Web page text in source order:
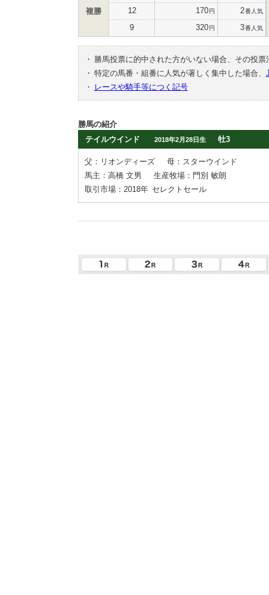
複勝 12 170円 2番人気
9 320円 3番人気
・
勝馬投票に的中された方がいない場合、その投
・ 特定の馬番・組番に人気が著しく集中した場合、
・
レースや騎手等につく記号
勝馬の紹介
テイルウインド
2018年2月28日生 牡3
父：リオンディーズ
母：スターウインド
馬主：高橋 文男
生産牧場：門別 敏朗
取引市場：2018年 セレクトセール